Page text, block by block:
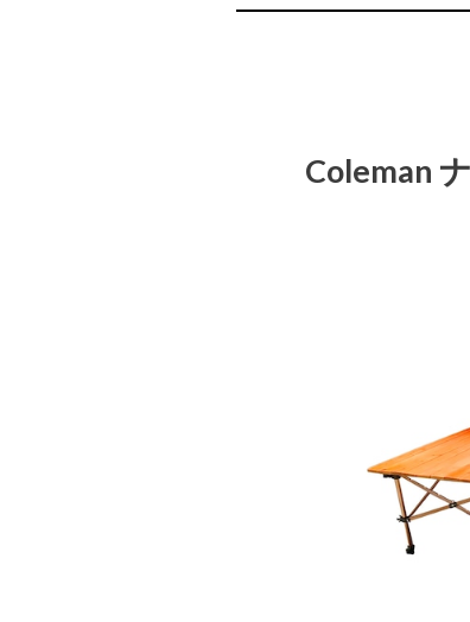
Coleman